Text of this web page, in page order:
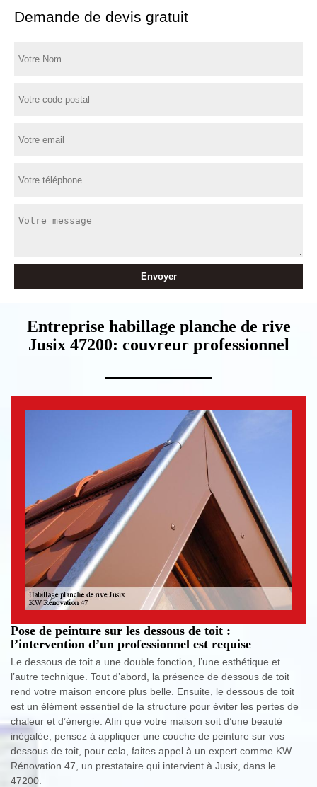
Demande de devis gratuit
Entreprise habillage planche de rive
Jusix 47200: couvreur professionnel
Pose de peinture sur les dessous de toit :
l’intervention d’un professionnel est requise
Le dessous de toit a une double fonction, l’une esthétique et
l’autre technique. Tout d’abord, la présence de dessous de toit
rend votre maison encore plus belle. Ensuite, le dessous de toit
est un élément essentiel de la structure pour éviter les pertes de
chaleur et d’énergie. Afin que votre maison soit d’une beauté
inégalée, pensez à appliquer une couche de peinture sur vos
dessous de toit, pour cela, faites appel à un expert comme KW
Rénovation 47, un prestataire qui intervient à Jusix, dans le
47200.